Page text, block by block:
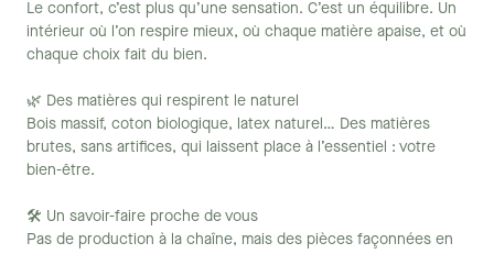
Le confort, c’est plus qu’une sensation. C’est un équilibre. Un
intérieur où l’on respire mieux, où chaque matière apaise, et où
chaque choix fait du bien.
🌿 Des matières qui respirent le naturel
Bois massif, coton biologique, latex naturel… Des matières
brutes, sans artifices, qui laissent place à l’essentiel : votre
bien-être.
🛠 Un savoir-faire proche de vous
Pas de production à la chaîne, mais des pièces façonnées en